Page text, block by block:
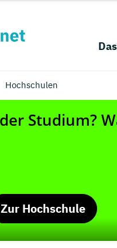
Hochschulen
Zur Hochschule